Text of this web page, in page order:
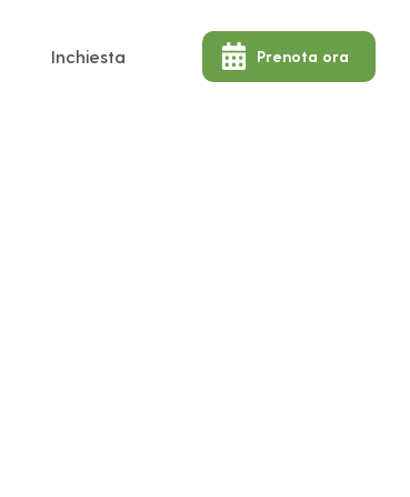
Inchiesta Prenota ora